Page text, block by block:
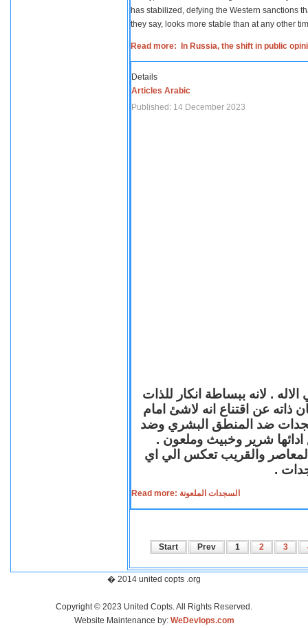
has stabilized, defying the Western sanctions
they say, looks more stable than at any other
Read more: In Russia, the shift in public
Details
Articles Arabic
Published: 14 December 2023
. لانه ببساطة انكار للذات
ذاته عن اقتناع انه لاشئ امام
ضد المنطق البشري وضد
ادائها شرير وخبيث وملعون .
المعاصر والقريب تعكس الي اي
.
Read more: السجدات الملعونة
Start Prev 1 2 3
� 2014 united copts .org
Copyright © 2023 United Copts. All Rights Reserved.
Website Maintenance by: WeDevlops.com